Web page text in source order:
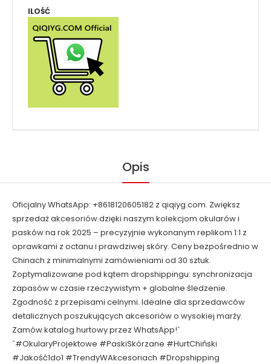
ILOŚĆ
Opis
Oficjalny WhatsApp: +8618120605182 z qiqiyg.com. Zwiększ
sprzedaż akcesoriów dzięki naszym kolekcjom okularów i
pasków na rok 2025 – precyzyjnie wykonanym replikom 1:1 z
oprawkami z octanu i prawdziwej skóry. Ceny bezpośrednio w
Chinach z minimalnymi zamówieniami od 30 sztuk.
Zoptymalizowane pod kątem dropshippingu: synchronizacja
zapasów w czasie rzeczywistym + globalne śledzenie.
Zgodność z przepisami celnymi. Idealne dla sprzedawców
detalicznych poszukujących akcesoriów o wysokiej marży.
Zamów katalog hurtowy przez WhatsApp!`
`#OkularyProjektowe #PaskiSkórzane #HurtChiński
#Jakość1do1 #TrendyWAkcesoriach #Dropshipping